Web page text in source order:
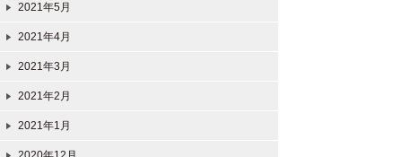
2021年5月
2021年4月
2021年3月
2021年2月
2021年1月